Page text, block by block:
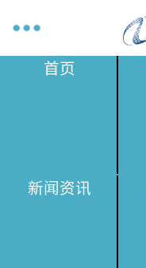
首页
新闻资讯